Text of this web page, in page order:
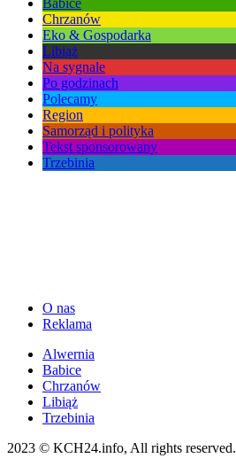
Babice
Chrzanów
Eko & Gospodarka
Libiąż
Na sygnale
Po godzinach
Polecamy
Region
Samorząd i polityka
Tekst sponsorowany
Trzebinia
O nas
Reklama
Alwernia
Babice
Chrzanów
Libiąż
Trzebinia
2023 © KCH24.info, All rights reserved.